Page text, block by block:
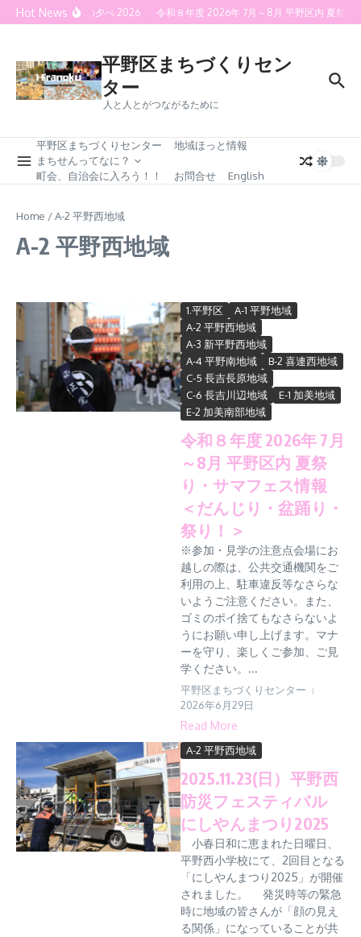
Skip to content
Hot News喜連灯火の夕べ 2026 令和８年度 2026年 7月～8月 平野区内 夏祭り
平野区まちづくりセン
ター
人と人とがつながるために
平野区まちづくりセンター
地域ほっと情報
まちせんってなに？
町会、自治会に入ろう！！
お問合せ English
Home /A-2 平野西地域
A-2 平野西地域
1.平野区
A-1 平野地域
A-2 平野西地域
A-3 新平野西地域
A-4 平野南地域
B-2 喜連西地域
C-5 長吉長原地域
C-6 長吉川辺地域
E-1 加美地域
E-2 加美南部地域
令和８年度 2026年 7月
～8月 平野区内 夏祭
り・サマフェス情報
＜だんじり・盆踊り・
祭り！＞
※参加・見学の注意点会場にお
越しの際は、公共交通機関をご
利用の上、駐車違反等なさらな
いようご注意ください。また、
ゴミのポイ捨てもなさらないよ
うにお願い申し上げます。マナ
ーを守り、楽しくご参加、ご見
学ください。...
平野区まちづくりセンター
2026年6月29日
Read More
A-2 平野西地域
2025.11.23(日）平野西
防災フェスティバル
にしやんまつり2025
小春日和に恵まれた日曜日、
平野西小学校にて、2回目となる
「にしやんまつり2025」が開催
されました。 発災時等の緊急
時に地域の皆さんが「顔の見え
る関係」になっていることが共